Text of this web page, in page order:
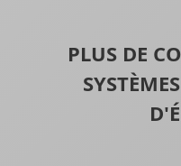
PLUS DE